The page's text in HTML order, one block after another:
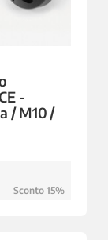
-
/ M10 /
Sconto 15%